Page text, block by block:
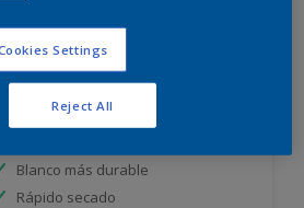
Blanco más durable
Rápido secado
Settings
Reject All